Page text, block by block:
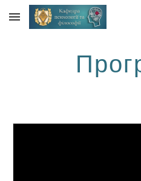
Skip to main content